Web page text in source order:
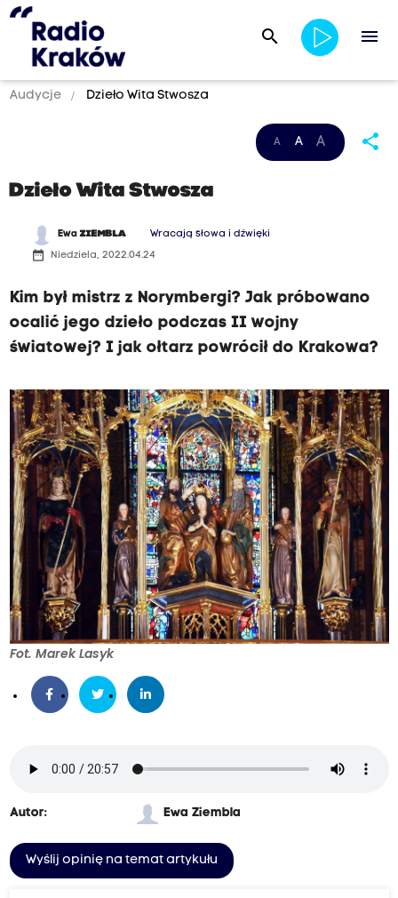
search menu
Audycje Dzieło Wita Stwosza
A A A share
Dzieło Wita Stwosza
EwaZIEMBLA Wracają słowa i dźwięki
date_range Niedziela, 2022.04.24
Kim był mistrz z Norymbergi? Jak próbowano
ocalić jego dzieło podczas II wojny
światowej? I jak ołtarz powrócił do Krakowa?
Fot. Marek Lasyk
Autor: Ewa Ziembla
Wyślij opinię na temat artykułu